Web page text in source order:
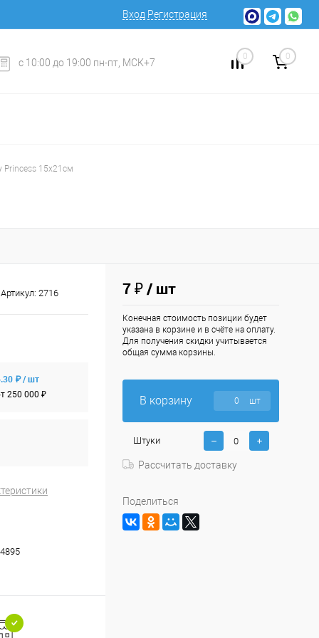
Вход Регистрация
с 10:00 до 19:00 пн-пт, МСК+7
0 0
Princess 15x21см
Артикул: 2716
₽ / шт
250 000 ₽
7 ₽/ шт
Конечная стоимость позиции будет
указана в корзине и в счёте на оплату.
Для получения скидки учитывается
общая сумма корзины.
В корзину шт
Штуки
Рассчитать доставку
Поделиться